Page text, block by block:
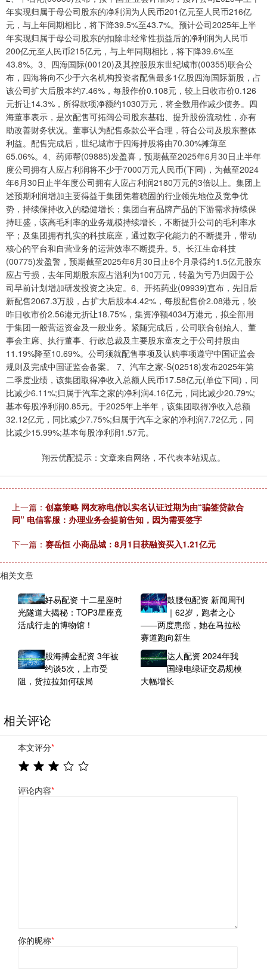
年实现归属于母公司股东的净利润为人民币201亿元至人民币216亿
元，与上年同期相比，将下降39.5%至43.7%。预计公司2025年上半
年实现归属于母公司股东的扣除非经常性损益后的净利润为人民币
200亿元至人民币215亿元，与上年同期相比，将下降39.6%至
43.8%。3、四海国际(00120)及其控股股东世纪城市(00355)联合公
布，四海将向不少于六名机构投资者配售最多1亿股四海国际新股，占
该公司扩大后股本约7.46%，每股作价0.108元，较上日收市价0.126
元折让14.3%，所得款项净额约1030万元，将全数用作减少债务。四
海董事表示，是次配售可拓阔公司股东基础、提升股份流动性，亦有
助改善财务状况。董事认为配售条款公平合理，符合公司及股东整体
利益。配售完成后，世纪城市于四海持股将由70.30%摊薄至
65.06%。4、药师帮(09885)发盈喜，预期截至2025年6月30日止半年
度公司拥有人应占利润将不少于7000万元人民币(下同)，为截至2024
年6月30日止半年度公司拥有人应占利润2180万元的3倍以上。集团上
述预期利润增加主要得益于集团凭着稳固的行业领先地位及竞争优
势，持续保持收入的稳健增长；集团自有品牌产品的下游需求持续保
持旺盛，该高毛利率的业务规模持续增长，不断提升公司的毛利率水
平；及集团拥有扎实的科技底座，通过数字化能力的不断提升，带动
核心的平台和自营业务的运营效率不断提升。5、长江生命科技
(00775)发盈警，预期截至2025年6月30日止6个月录得约1.5亿元股东
应占亏损，去年同期股东应占溢利为100万元，转盈为亏乃归因于公
司早前计划增加研发投资之决定。6、开拓药业(09939)宣布，先旧后
新配售2067.3万股，占扩大后股本4.42%，每股配售价2.08港元，较
昨日收市价2.56港元折让18.75%，集资净额4034万港元，拟全部用
于集团一般营运资金及一般业务。紧随完成后，公司联合创始人、董
事会主席、执行董事、行政总裁及主要股东童友之于公司持股由
11.19%降至10.69%。公司须就配售事项及认购事项遵守中国证监会
规则及完成中国证监会备案。 7、汽车之家-S(02518)发布2025年第
二季度业绩，该集团取得净收入总额人民币17.58亿元(单位下同)，同
比减少6.11%;归属于汽车之家的净利润4.16亿元，同比减少20.79%;
基本每股净利润0.85元。于2025年上半年，该集团取得净收入总额
32.12亿元，同比减少7.75%;归属于汽车之家的净利润7.72亿元，同
比减少15.99%;基本每股净利润1.57元。
翔云优配提示：文章来自网络，不代表本站观点。
上一篇： 创嘉策略 网友称电信以实名认证过期为由“骗签贷款合
同” 电信客服：办理业务会提前告知，因为需要签字
下一篇： 赛岳恒 小商品城：8月1日获融资买入1.21亿元
相关文章
好易配资 十二星座时
光隧道大揭秘：TOP3星座竟
活成行走的博物馆！
鼓腰包配资 新闻周刊
｜62岁，跑者之心
——两度患癌，她在马拉松
赛道跑向新生
股海搏金配资 3年被
约谈5次，上市受
阻，货拉拉如何破局
达人配资 2024年我
国绿电绿证交易规模
大幅增长
相关评论
本文评分*
评论内容*
你的昵称*